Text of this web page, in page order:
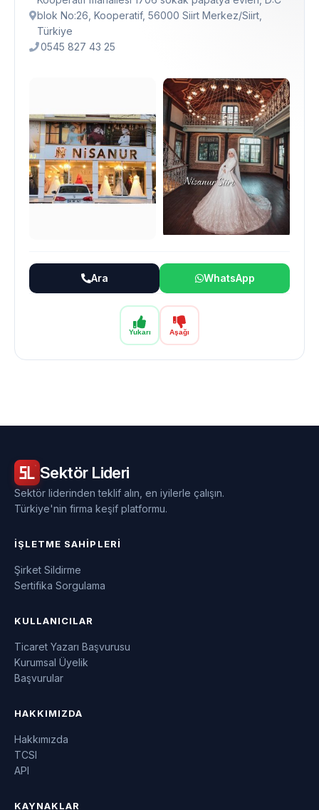
Yukarı Aşağı
blok No:26, Kooperatif, 56000 Siirt Merkez/Siirt,
Türkiye
0545 827 43 25
Ara WhatsApp
Sektör Lideri
Sektör liderinden teklif alın, en iyilerle çalışın.
Türkiye'nin firma keşif platformu.
İŞLETME SAHIPLERI
Şirket Sildirme
Sertifika Sorgulama
KULLANICILAR
Ticaret Yazarı Başvurusu
Kurumsal Üyelik
Başvurular
HAKKIMIZDA
Hakkımızda
TCSI
API
KAYNAKLAR